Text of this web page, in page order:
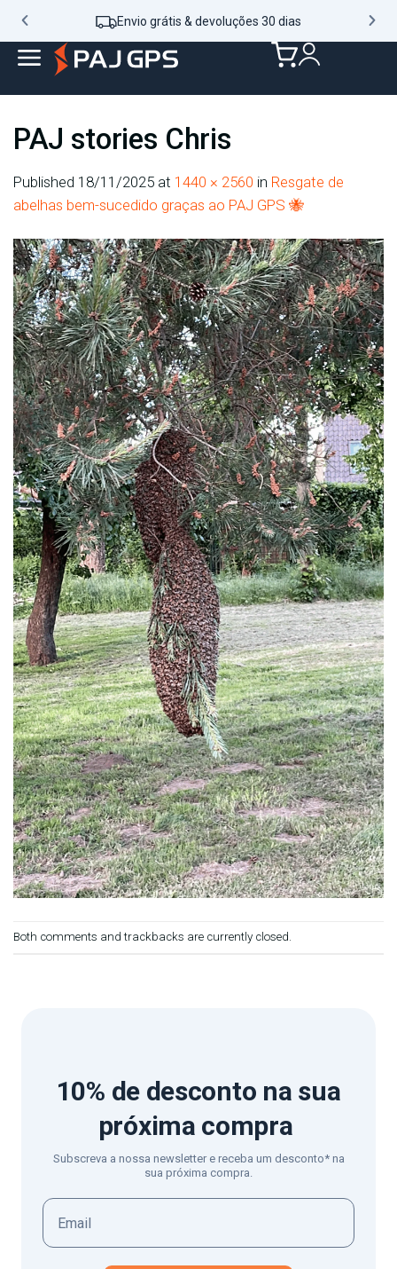
Envio grátis & devoluções 30 dias
PAJ stories Chris
Published 18/11/2025 at 1440 × 2560 in Resgate de
abelhas bem-sucedido graças ao PAJ GPS 🐝
Both comments and trackbacks are currently closed.
10% de desconto na sua
próxima compra
Subscreva a nossa newsletter e receba um desconto* na
sua próxima compra.